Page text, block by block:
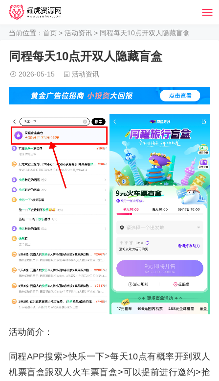
当前位置： 首页 > 活动资讯 > 同程每天10点开双人隐藏盲盒
同程每天10点开双人隐藏盲盒
2026-05-15 活动资讯
活动简介：
同程APP搜索>快乐一下>每天10点有概率开到双人
机票盲盒跟双人火车票盲盒>可以提前进行邀约>抢